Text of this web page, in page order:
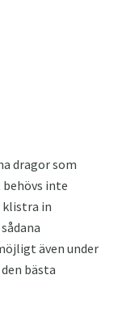
dragor som
inte
klistra in
även under
bästa